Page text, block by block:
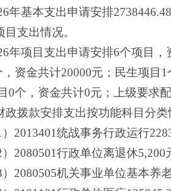
年基本支出申请安排
目支出情况。
年项目支出申请安排6个项目
，资金共计20000元；民生项目
0个，资金共计0元；上级要求
政拨款安排支出按功能科目分类
1）2013401统战事务行政运行
2）2080501行政单位离退休
3）2080505机关事业单位基本